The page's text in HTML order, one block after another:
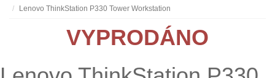
Lenovo ThinkStation P330 Tower Workstation
VYPRODÁNO